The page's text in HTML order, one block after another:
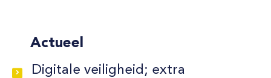
Actueel
Digitale veiligheid; extra